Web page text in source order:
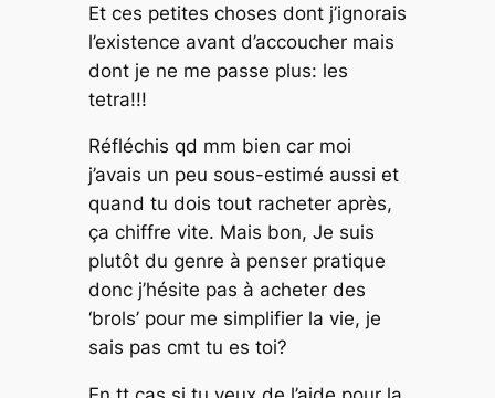
Et ces petites choses dont j’ignorais
l’existence avant d’accoucher mais
dont je ne me passe plus: les
tetra!!!
Réfléchis qd mm bien car moi
j’avais un peu sous-estimé aussi et
quand tu dois tout racheter après,
ça chiffre vite. Mais bon, Je suis
plutôt du genre à penser pratique
donc j’hésite pas à acheter des
‘brols’ pour me simplifier la vie, je
sais pas cmt tu es toi?